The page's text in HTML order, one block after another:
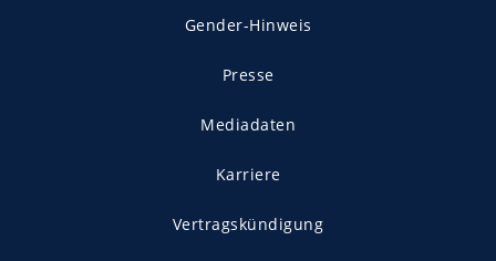
Gender-Hinweis
Presse
Mediadaten
Karriere
Vertragskündigung